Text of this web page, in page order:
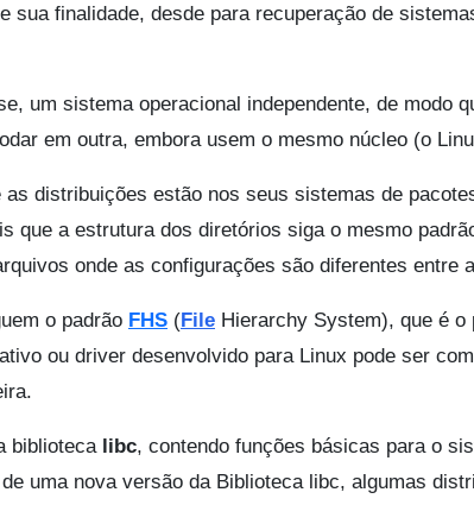
sua finalidade, desde para recuperação de
um sistema operacional independente, de modo
em outra, embora usem o mesmo núcleo (o
distribuições estão nos seus sistemas de
que a estrutura dos diretórios siga o mesmo
onde as configurações são diferentes entre
o padrão FHS (File Hierarchy System), que é
ou driver desenvolvido para Linux pode ser
biblioteca libc, contendo funções básicas para o
uma nova versão da Biblioteca libc, algumas